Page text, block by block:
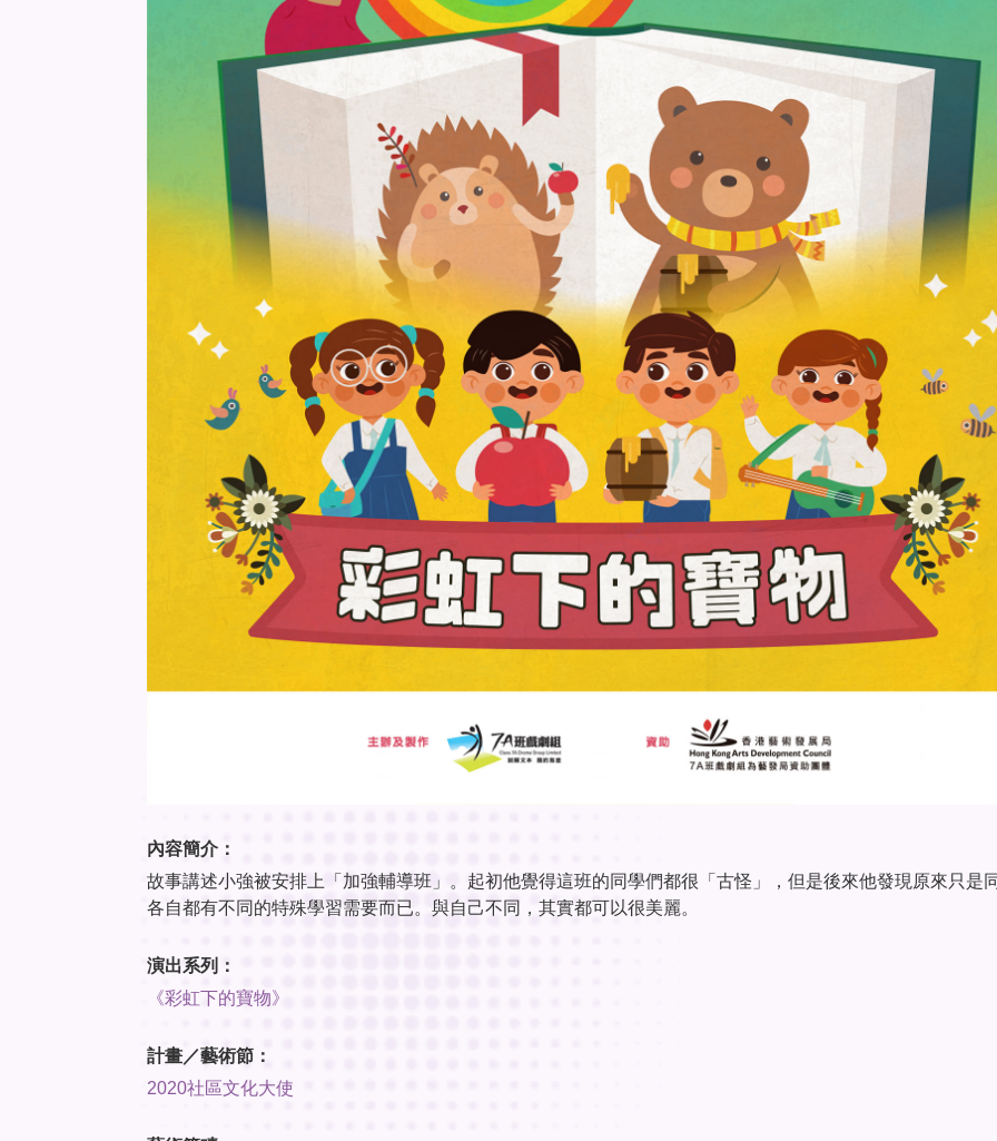
內容簡介：
故事講述小強被安排上「加強輔導班」。起初他覺得這班的同學們都很「古怪」，但是後來他發現原來只是
各自都有不同的特殊學習需要而已。與自己不同，其實都可以很美麗。
演出系列：
《彩虹下的寶物》
計畫／藝術節：
2020社區文化大使